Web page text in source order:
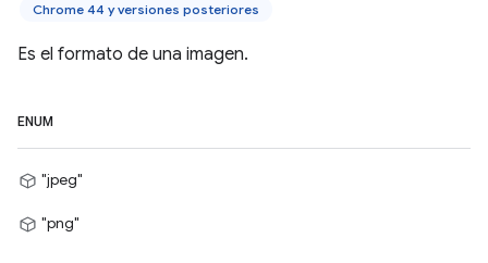
Chrome 44 y versiones posteriores
Es el formato de una imagen.
ENUM
"jpeg"
"png"